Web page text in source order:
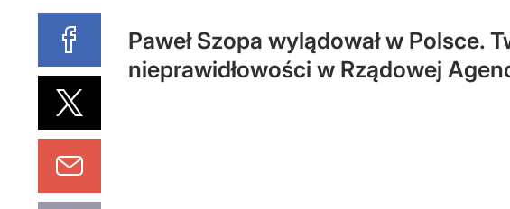
Paweł Szopa wylądował w Polsce.
nieprawidłowości w Rządowej